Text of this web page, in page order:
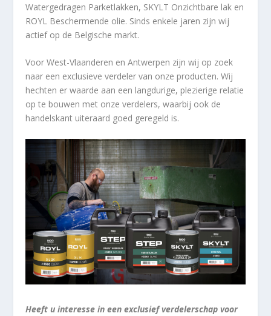
Watergedragen Parketlakken, SKYLT Onzichtbare lak en
ROYL Beschermende olie. Sinds enkele jaren zijn wij
actief op de Belgische markt.
Voor West-Vlaanderen en Antwerpen zijn wij op zoek
naar een exclusieve verdeler van onze producten. Wij
hechten er waarde aan een langdurige, plezierige relatie
op te bouwen met onze verdelers, waarbij ook de
handelskant uiteraard goed geregeld is.
Heeft u interesse in een exclusief verdelerschap voor